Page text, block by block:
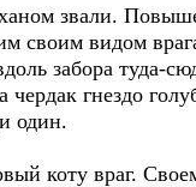
звали.
своим видом
забора туда-
гнездо
один.
коту враг.